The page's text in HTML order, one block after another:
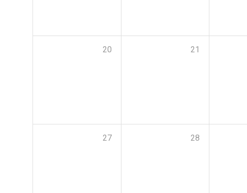
20 21
27 28